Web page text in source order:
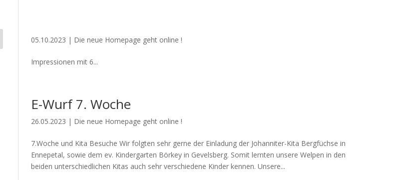
05.10.2023 | Die neue Homepage geht online !
Impressionen mit 6...
E-Wurf 7. Woche
26.05.2023 | Die neue Homepage geht online !
7.Woche und Kita Besuche Wir folgten sehr gerne der Einladung der Johanniter-Kita Bergfüchse in
Ennepetal, sowie dem ev. Kindergarten Börkey in Gevelsberg. Somit lernten unsere Welpen in den
beiden unterschiedlichen Kitas auch sehr verschiedene Kinder kennen. Unsere...